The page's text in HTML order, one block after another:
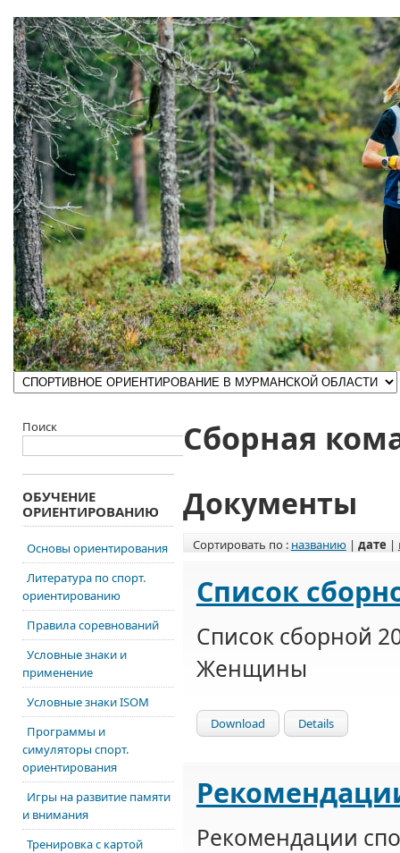
Сборная
Документы
Сортировать по : названию| дате |
Список
Список сборной
Женщины
Download Details
Рекомендации
Поиск
ОБУЧЕНИЕ
ОРИЕНТИРОВАНИЮ
Основы ориентирования
Литература по спорт.
ориентированию
Правила соревнований
Условные знаки и
применение
Условные знаки ISOM
Программы и
симуляторы спорт.
ориентирования
Игры на развитие памяти
и внимания
Тренировка с картой